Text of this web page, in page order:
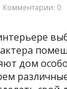
Комментарии: 0
дом